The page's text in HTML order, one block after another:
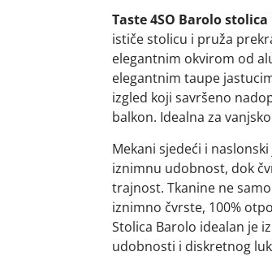
Taste 4SO Barolo stolica
ističe stolicu i pruža
elegantnim okvirom od
elegantnim taupe
izgled koji savršeno
balkon. Idealna za
Mekani sjedeći i
iznimnu udobnost, dok
trajnost. Tkanine ne
iznimno čvrste, 100%
Stolica Barolo idealan je
udobnosti i diskretnog